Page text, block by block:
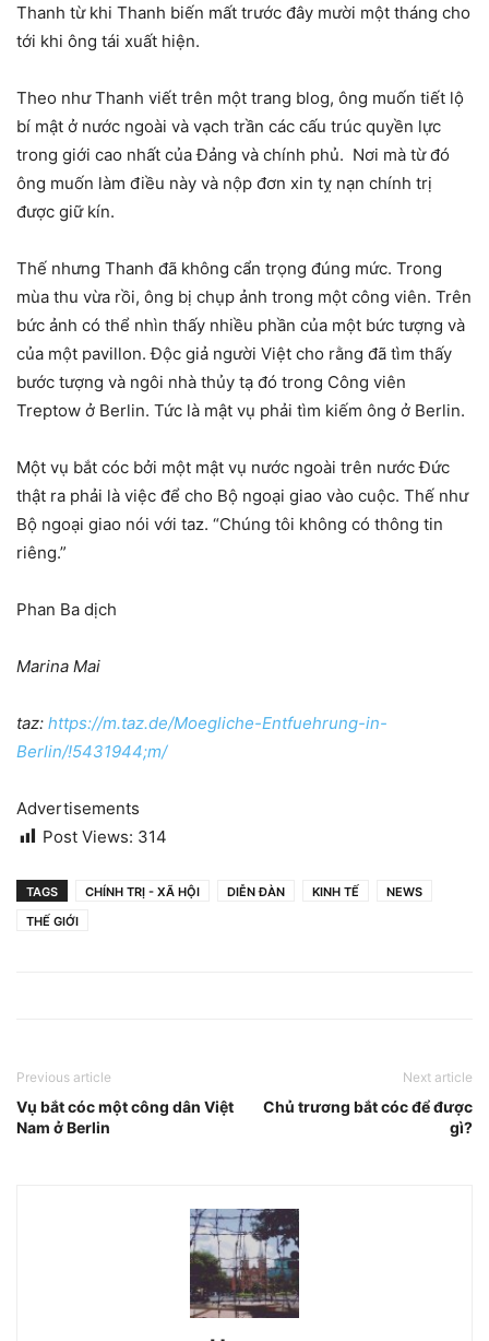
Thanh từ khi Thanh biến mất trước đây mười một tháng cho
tới khi ông tái xuất hiện.
Theo như Thanh viết trên một trang blog, ông muốn tiết lộ
bí mật ở nước ngoài và vạch trần các cấu trúc quyền lực
trong giới cao nhất của Đảng và chính phủ. Nơi mà từ đó
ông muốn làm điều này và nộp đơn xin tỵ nạn chính trị
được giữ kín.
Thế nhưng Thanh đã không cẩn trọng đúng mức. Trong
mùa thu vừa rồi, ông bị chụp ảnh trong một công viên. Trên
bức ảnh có thể nhìn thấy nhiều phần của một bức tượng và
của một pavillon. Độc giả người Việt cho rằng đã tìm thấy
bước tượng và ngôi nhà thủy tạ đó trong Công viên
Treptow ở Berlin. Tức là mật vụ phải tìm kiếm ông ở Berlin.
Một vụ bắt cóc bởi một mật vụ nước ngoài trên nước Đức
thật ra phải là việc để cho Bộ ngoại giao vào cuộc. Thế như
Bộ ngoại giao nói với taz. “Chúng tôi không có thông tin
riêng.”
Phan Ba dịch
Marina Mai
taz: https://m.taz.de/Moegliche-Entfuehrung-in-
Berlin/!5431944;m/
Advertisements
Post Views: 314
TAGS CHÍNH TRỊ - XÃ HỘI DIỄN ĐÀN KINH TẾ
NEWS
THẾ GIỚI
Previous article
Vụ bắt cóc một công dân Việt
Nam ở Berlin
Next article
Chủ trương bắt cóc để được
gì?